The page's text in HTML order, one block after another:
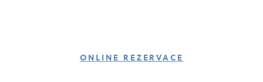
ONLINE REZERVACE